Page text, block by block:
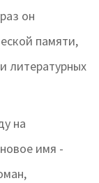
он
памяти,
литературных
на
имя -